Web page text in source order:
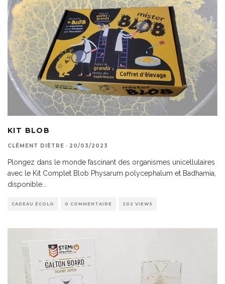
KIT BLOB
CLÉMENT DIÈTRE · 20/03/2023
Plongez dans le monde fascinant des organismes unicellulaires
avec le Kit Complet Blob Physarum polycephalum et Badhamia,
disponible
CADEAU ÉCOLO 0 COMMENTAIRE 202 VIEWS